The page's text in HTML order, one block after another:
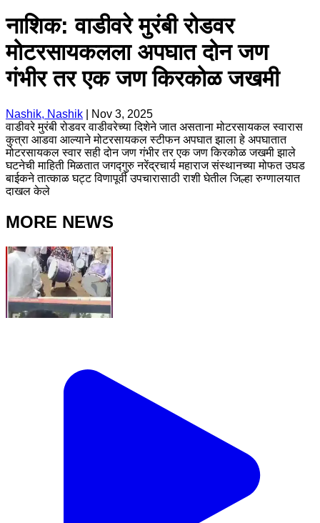
नाशिक: वाडीवरे मुरंबी रोडवर
मोटरसायकलला अपघात दोन जण
गंभीर तर एक जण किरकोळ जखमी
Nashik, Nashik
Nov 3, 2025
वाडीवरे मुरंबी रोडवर वाडीवरेच्या दिशेने जात असताना मोटरसायकल स्वारास
कुत्रा आडवा आल्याने मोटरसायकल स्टीफन अपघात झाला हे अपघातात
मोटरसायकल स्वार सही दोन जण गंभीर तर एक जण किरकोळ जखमी झाले
घटनेची माहिती मिळतात जगद्गुरु नरेंद्रचार्य महाराज संस्थानच्या मोफत उघड
बाईकने तात्काळ घट्ट विणापूर्वी उपचारासाठी राशी घेतील जिल्हा रुग्णालयात
दाखल केले
MORE NEWS